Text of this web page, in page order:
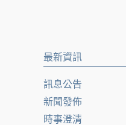
最新資訊
訊息公告
新聞發佈
時事澄清